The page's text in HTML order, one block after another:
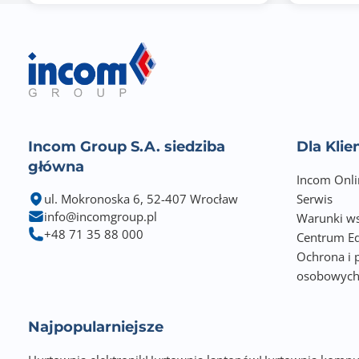
Złącze HDMI
Złącze VGA
Typ zasilacza
Obsługiwane protokoły / Zgodność z normami
Wymiary [W x S x G] (mm)
Waga brutto (kg)
Zawiera baterię / akumulator
Incom Group S.A. siedziba
główna
ul. Mokronoska 6, 52-407 Wrocław
info@incomgroup.pl
+48 71 35 88 000
Dla
Incom
Serwis
Warunki
Centrum
Ochrona i
osobowych
Najpopularniejsze